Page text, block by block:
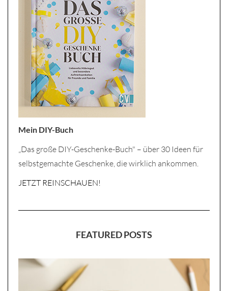
Mein DIY-Buch
„Das große DIY-Geschenke-Buch" – über 30 Ideen für
selbstgemachte Geschenke, die wirklich ankommen.
JETZT REINSCHAUEN!
FEATURED POSTS